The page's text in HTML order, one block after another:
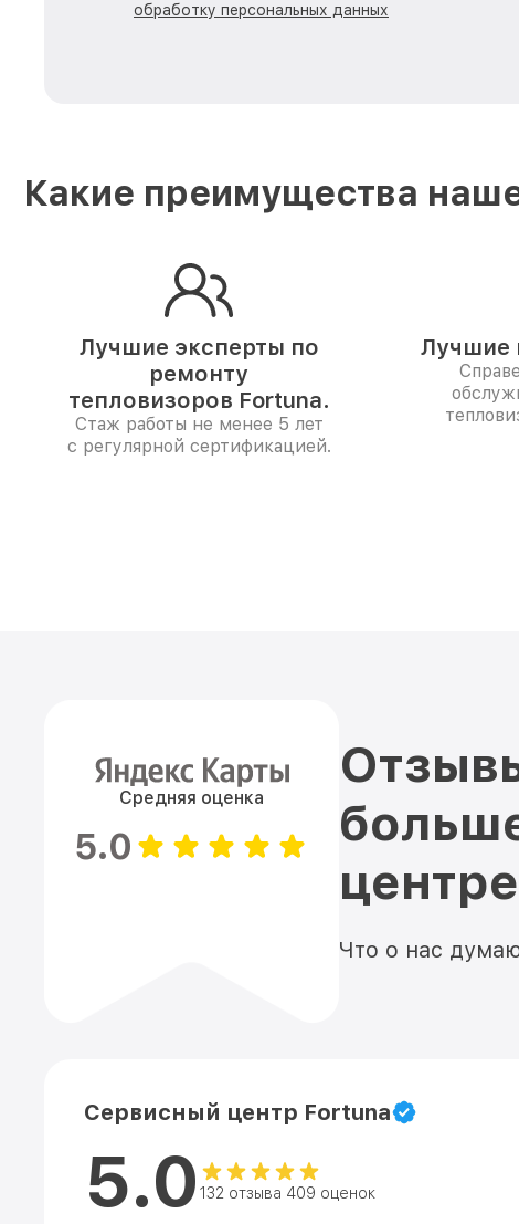
обработку персональных данных
Какие преимущества
Лучшие эксперты по
ремонту
тепловизоров Fortuna.
Стаж работы не менее 5 лет
с регулярной сертификацией.
Лучшие
Средняя оценка
5.0
центре
Что о нас
Сервисный центр Fortuna
5.0 132 отзыва 409 оценок